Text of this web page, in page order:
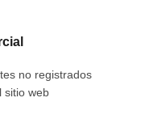
no registrados
sitio web